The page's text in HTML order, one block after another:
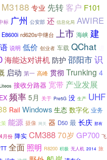
M3188 专业 先转 客户 F101
标 广州 公安部 还 信息化局 AWIRE
E8600i rd620s中继台 上市 海峡 建
说明 低价 创业者 车载 QChat
海能达对讲机 防护 邵阳市识
启动 第一 高峰 贯彻 Trunking 4
接收分路器 宽带 产业发展
频率 5月 关于 Pre5G 没 生产 UHF
Rail Windows 生态 数字化 业务
能源 摄像 网关 器 D50 最 长庆 那有
4月份 降实 CM38870岁 GP700 飞
全面 照明 R8200 积极 无人机 2014 旅